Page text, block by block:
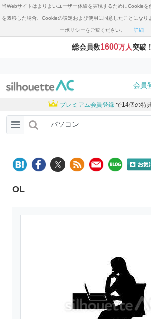
当Webサイトはよりよいユーザー体験を実現するためにCookie
を遷移した場合、Cookieの設定および使用に同意したことになり
ーポリシーをご覧ください。 詳細
総会員数1600万人突破！
会員
プレミアム会員登録 で14個の特
OL